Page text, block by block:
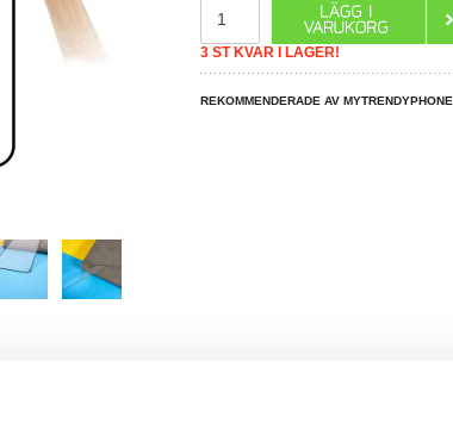
3 ST KVAR I LAGER!
REKOMMENDERADE AV MYTRENDYPHONE